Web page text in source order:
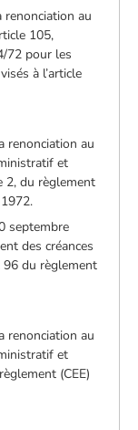
renonciation au
105,
72 pour les
à l’article
renonciation au
et
2, du règlement
septembre
des créances
96 du règlement
renonciation au
et
(CEE)